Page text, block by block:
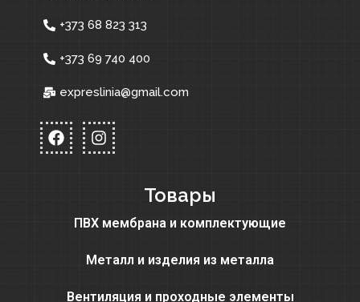
+373 68 823 313
+373 69 740 400
expreslinia@gmail.com
Товары
ПВХ мембрана и комплектующие
Металл и изделия из металла
Вентиляция и проходные элементы